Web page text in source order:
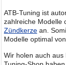
ATB-Tuning ist
zahlreiche Modelle
Zündkerze an.
Modelle optimal
Wir holen auch